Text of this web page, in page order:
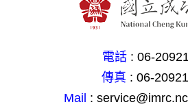
電話 : 06-
傳真 : 06-
Mail :